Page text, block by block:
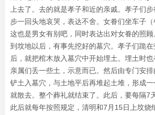
上去了。去的就是孝子和近的亲戚。孝子们
步一回头地哀哭，表达不舍。女眷们坐车子（
这也是男女有别吧，同时表达出对女眷的照顾
到坟地以后，有事先挖好的墓穴。孝子们跪
后，就把棺木放入墓穴中开始埋土。埋土时
亲属们丢一些土，示意而已。然后由专门安
铲土入墓穴，与土地平后再堆起土堆，形成
就散去。整个葬礼就结束了。此后，要每隔7
此后就每年按照规定，清明和7月15日上坟烧